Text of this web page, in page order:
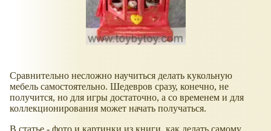
Сравнительно несложно научиться делать кукольную
мебель самостоятельно. Шедевров сразу, конечно, не
получится, но для игры достаточно, а со временем и для
коллекционирования может начать получаться.